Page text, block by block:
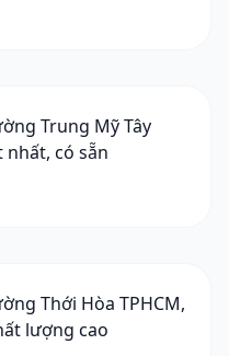
Trung Mỹ Tây
nhất, có sẵn
Thới Hòa TPHCM,
lượng cao